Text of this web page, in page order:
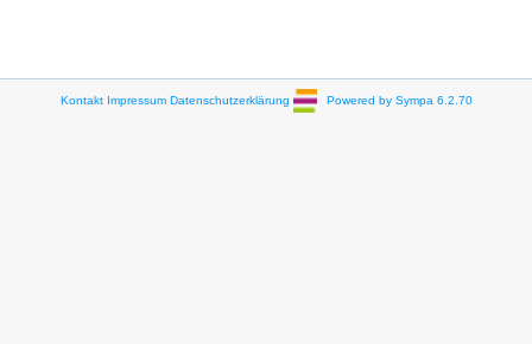
Kontakt Impressum Datenschutzerklärung Powered by Sympa 6.2.70